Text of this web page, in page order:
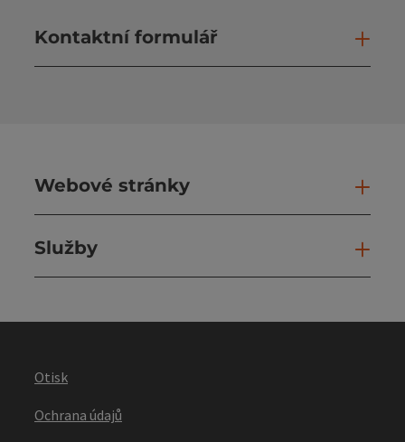
Kontaktní formulář
Webové stránky
Služby
Otisk
Ochrana údajů